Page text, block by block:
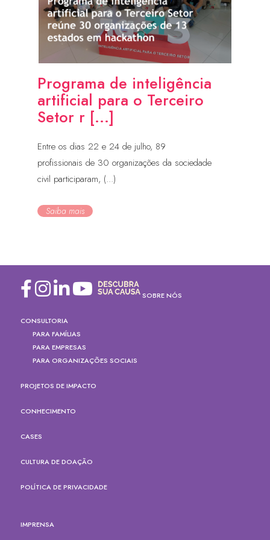
Programa de inteligência
artificial para o Terceiro
Setor r [...]
Entre os dias 22 e 24 de julho, 89
profissionais de 30 organizações da sociedade
civil participaram, (...)
Saiba mais
SOBRE NÓS
CONSULTORIA
PARA FAMÍLIAS
PARA EMPRESAS
PARA ORGANIZAÇÕES SOCIAIS
PROJETOS DE IMPACTO
CONHECIMENTO
CASES
CULTURA DE DOAÇÃO
POLÍTICA DE PRIVACIDADE
IMPRENSA